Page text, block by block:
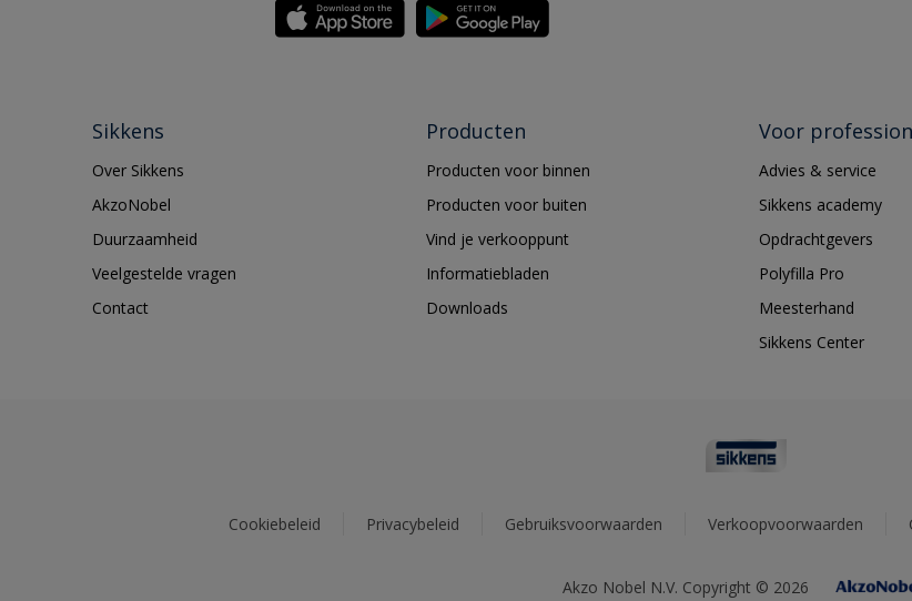
Sikkens
Over Sikkens
AkzoNobel
Duurzaamheid
Veelgestelde vragen
Contact
Producten
Producten voor binnen
Producten voor buiten
Vind je verkooppunt
Informatiebladen
Downloads
Voor
Advies & service
Sikkens academy
Opdrachtgevers
Polyfilla Pro
Meesterhand
Sikkens Center
Cookiebeleid Privacybeleid Gebruiksvoorwaarden Verkoopvoorwaarden
Akzo Nobel N.V. Copyright © 2026